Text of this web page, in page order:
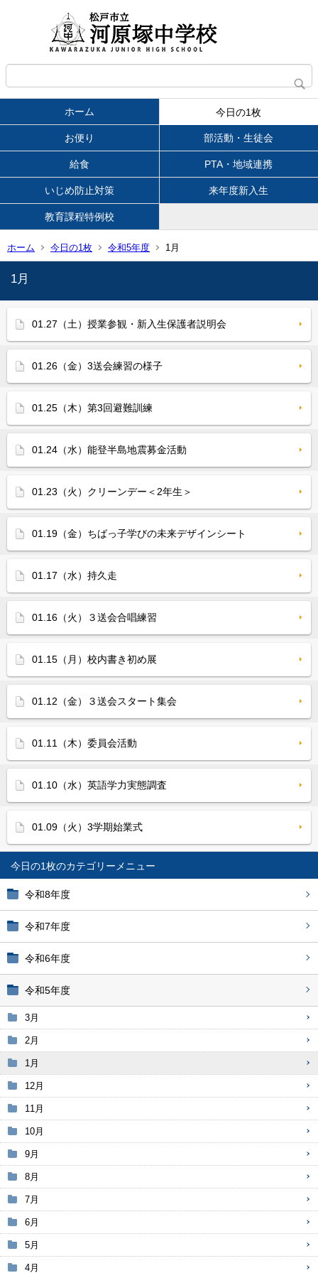
ホーム 今日の1枚
お便り 部活動・生徒会
給食 PTA・地域連携
いじめ防止対策 来年度新入生
教育課程特例校
ホーム 今日の1枚 令和5年度 1月
今日の1枚
令和8年度
令和7年度
令和6年度
令和5年度
3月
2月
1月
12月
11月
10月
9月
8月
7月
6月
5月
4月
1月
01.27（土）授業参観・新入生保護者説明会
01.26（金）3送会練習の様子
01.25（木）第3回避難訓練
01.24（水）能登半島地震募金活動
01.23（火）クリーンデー＜2年生＞
01.19（金）ちばっ子学びの未来デザインシート
01.17（水）持久走
01.16（火）３送会合唱練習
01.15（月）校内書き初め展
01.12（金）３送会スタート集会
01.11（木）委員会活動
01.10（水）英語学力実態調査
01.09（火）3学期始業式